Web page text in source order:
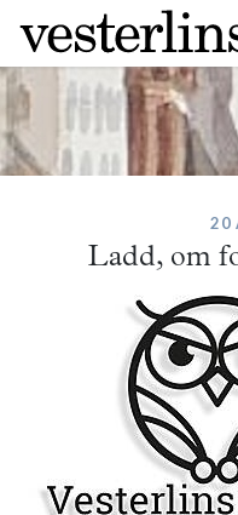
20
Ladd, om